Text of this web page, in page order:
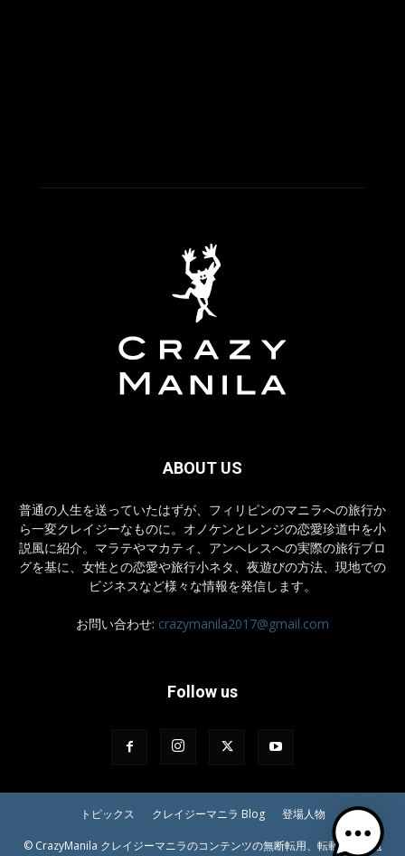
ABOUT US
普通の人生を送っていたはずが、フィリピンのマニラへの旅行か
ら一変クレイジーなものに。オノケンとレンジの恋愛珍道中を小
説風に紹介。マラテやマカティ、アンヘレスへの実際の旅行ブロ
グを基に、女性との恋愛や旅行小ネタ、夜遊びの方法、現地での
ビジネスなど様々な情報を発信します。
お問い合わせ: crazymanila2017@gmail.com
Follow us
トピックス クレイジーマニラ Blog 登場人物
© CrazyManila クレイジーマニラのコンテンツの無断転用、転載等はご遠